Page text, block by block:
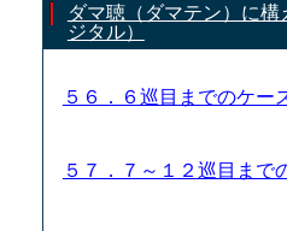
ダマ聴（ダマテン）に
ジタル）
５６．６巡目までのケー
５７．７～１２巡目ま